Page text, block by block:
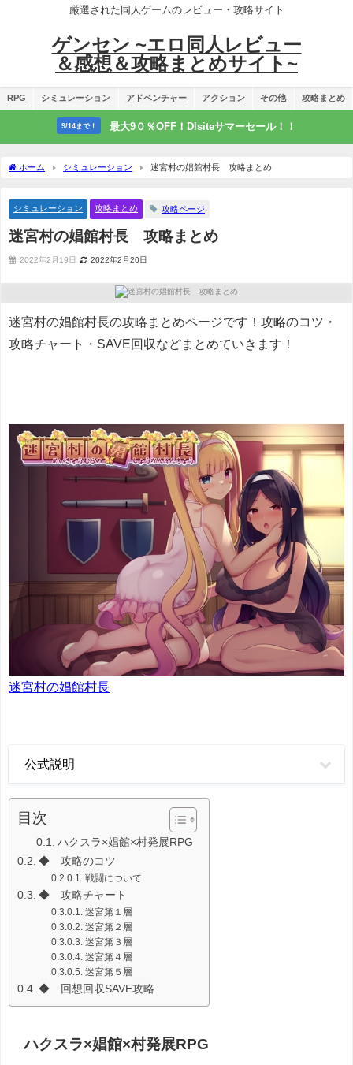
厳選された同人ゲームのレビュー・攻略サイト
ゲンセン ~エロ同人レビュー
＆感想＆攻略まとめサイト~
RPG シミュレーション アドベンチャー アクション その他 攻略まとめ
9/14まで！ 最大9０％OFF！Dlsiteサマーセール！！
ホーム シミュレーション 迷宮村の娼館村長 攻略まとめ
シミュレーション 攻略まとめ 攻略ページ
迷宮村の娼館村長 攻略まとめ
2022年2月19日 2022年2月20日
迷宮村の娼館村長の攻略まとめページです！攻略のコツ・
攻略チャート・SAVE回収などまとめていきます！
迷宮村の娼館村長
公式説明
目次
ハクスラ×娼館×村発展RPG
◆ 攻略のコツ
戦闘について
◆ 攻略チャート
迷宮第１層
迷宮第２層
迷宮第３層
迷宮第４層
迷宮第５層
◆ 回想回収SAVE攻略
ハクスラ×娼館×村発展RPG